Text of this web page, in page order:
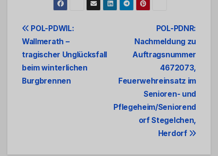
Beitrags-
Navigation
POL-PDNR:
Nachmeldung zu
Auftragsnummer
4672073,
Feuerwehreinsatz im
Senioren- und
Pflegeheim/Seniorend
orf Stegelchen,
Herdorf
POL-PDWIL:
Wallmerath –
tragischer Unglücksfall
beim winterlichen
Burgbrennen